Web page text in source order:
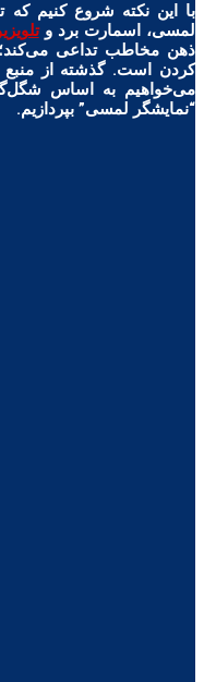
با این نکته شروع کنیم که
لمسی، اسمارت برد و
ذهن مخاطب تداعی می‌کند؛
کردن است. گذشته از منبع
می‌خواهیم به اساس
“نمایشگر لمسی” بپردازیم.